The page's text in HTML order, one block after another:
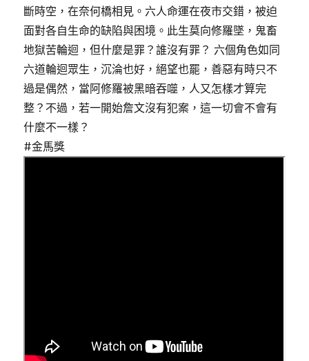
斷時空，在奈何橋相見。六人命運在夜市交錯，被迫
面對各自生命的缺陷與困境。此生莫向修羅墜，鬼畜
地獄苦輪迴，但什麼是罪？誰沒有罪？ 六個角色如同
六道輪迴眾生，沉淪也好，絕望也罷，善惡有時只不
過是偶然，當阿修羅被黑暗吞噬，人又怎樣才算完
整？不過，若一開始詹文沒有犯案，這一切會不會有
什麼不一樣？
#金馬獎